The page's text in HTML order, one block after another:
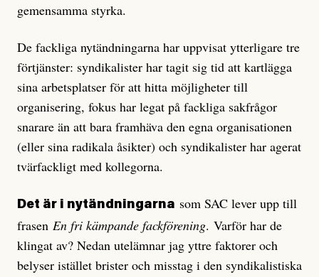
gemensamma styrka.
De fackliga nytändningarna har uppvisat ytterligare tre
förtjänster: syndikalister har tagit sig tid att kartlägga
sina arbetsplatser för att hitta möjligheter till
organisering, fokus har legat på fackliga sakfrågor
snarare än att bara framhäva den egna organisationen
(eller sina radikala åsikter) och syndikalister har agerat
tvärfackligt med kollegorna.
Det är i nytändningarna som SAC lever upp till
frasen En fri kämpande fackförening. Varför har de
klingat av? Nedan utelämnar jag yttre faktorer och
belyser istället brister och misstag i den syndikalistiska